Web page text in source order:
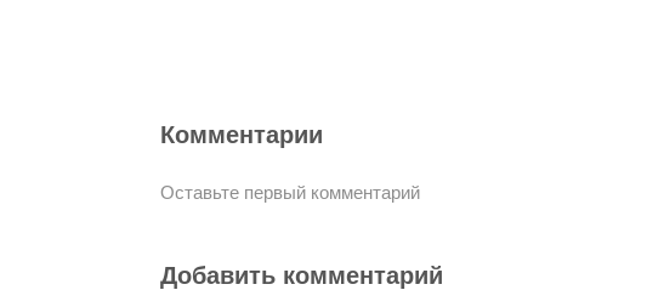
Комментарии
Оставьте первый комментарий
Добавить комментарий